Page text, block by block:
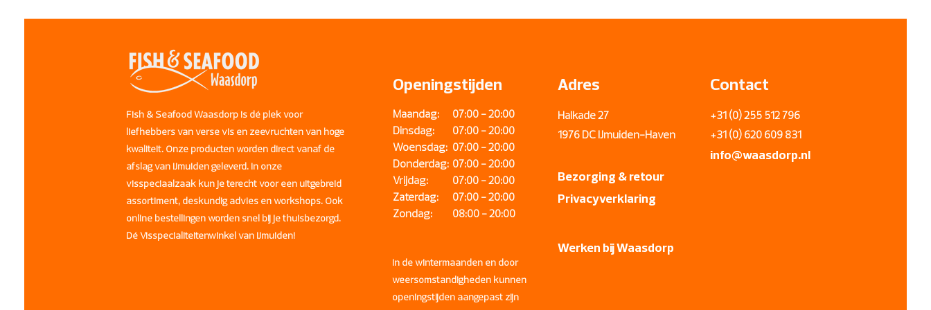
Aerdenhout, Zandvoort, Heemstede, Vijfhuizen,
Fish & Seafood Waasdorp is dé plek voor
liefhebbers van verse vis en zeevruchten van hoge
kwaliteit. Onze producten worden direct vanaf de
afslag van IJmuiden geleverd. In onze
visspeciaalzaak kun je terecht voor een uitgebreid
assortiment, deskundig advies en workshops. Ook
online bestellingen worden snel bij je thuisbezorgd.
Dé Visspecialiteitenwinkel van IJmuiden!
Openingstijden Adres
Maandag:
Dinsdag:
Woensdag:
Donderdag:
Vrijdag:
Zaterdag:
Zondag:
07:00 - 20:00
07:00 - 20:00
07:00 - 20:00
07:00 - 20:00
07:00 - 20:00
07:00 - 20:00
08:00 - 20:00
Halkade 27
1976 DC IJmuiden-Haven
Bezorging & retour
Privacyverklaring
Contact
+31 (0) 255 512 796
+31 (0) 620 609 831
info@waasdorp.nl
In de wintermaanden en door
weersomstandigheden kunnen
openingstijden aangepast zijn
Werken bij Waasdorp